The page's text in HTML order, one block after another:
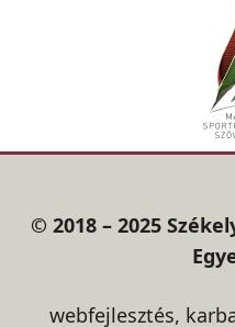
© 2018 – 2025
webfejlesztés,